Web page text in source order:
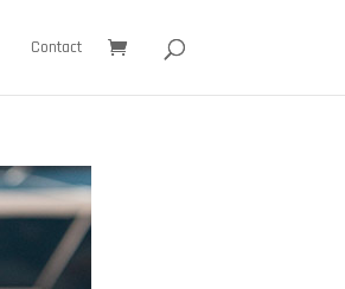
Contact